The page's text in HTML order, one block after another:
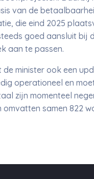
van de
die eind 2025
goed aansluit bij
aan te passen.
minister ook een
operationeel en
zijn momenteel
samen 822